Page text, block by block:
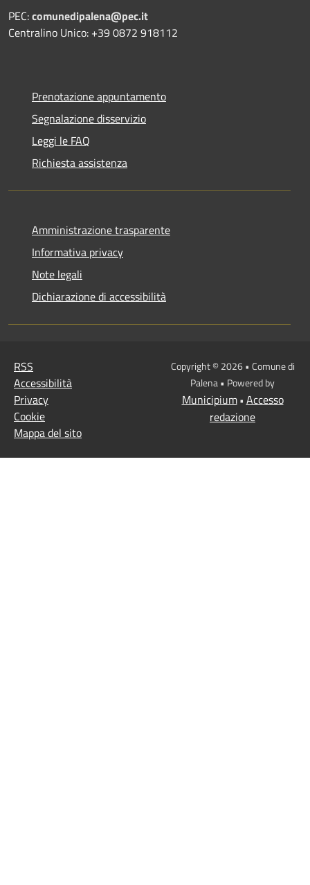
PEC:comunedipalena@pec.it
Centralino Unico: +39 0872 918112
Prenotazione appuntamento
Segnalazione disservizio
Leggi le FAQ
Richiesta assistenza
Amministrazione trasparente
Informativa privacy
Note legali
Dichiarazione di accessibilità
RSS
Accessibilità
Privacy
Cookie
Mappa del sito
Copyright © 2026 • Comune di
Palena • Powered by
Municipium• Accesso
redazione